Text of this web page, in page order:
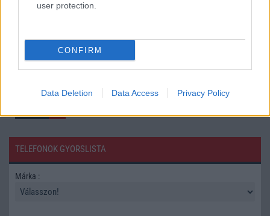
user protection.
CONFIRM
Data Deletion Data Access Privacy Policy
Keressen a telefonboltok ajánlatai között!
TELEFONOK GYORSLISTA
Márka :